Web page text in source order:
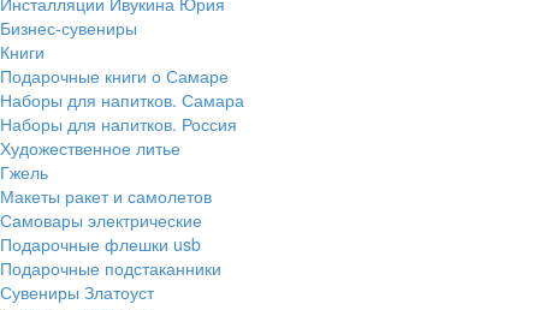
Бизнес-сувениры
Книги
Подарочные книги о Самаре
Наборы для напитков. Самара
Наборы для напитков. Россия
Художественное литье
Гжель
Макеты ракет и самолетов
Самовары электрические
Подарочные флешки usb
Подарочные подстаканники
Сувениры Златоуст